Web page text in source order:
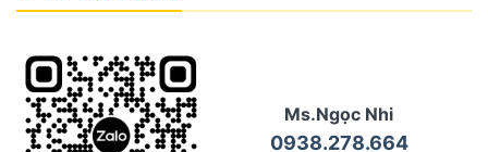
Ms.Ngọc Nhi
0938.278.664